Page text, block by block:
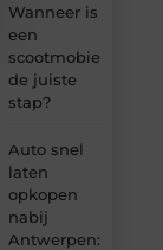
Wanneer is
een
scootmobiel
de juiste
stap?
Auto snel
laten
opkopen
nabij
Antwerpen: